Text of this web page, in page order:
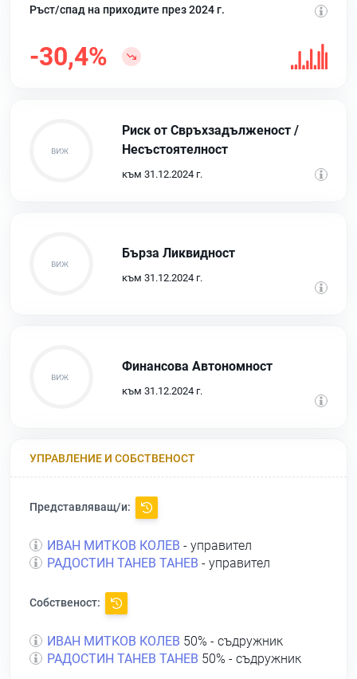
Ръст/спад на приходите през 2024 г.
-30,4%
Риск от Свръхзадълженост /
Несъстоятелност
към 31.12.2024 г.
Бърза Ликвидност
към 31.12.2024 г.
Финансова Автономност
към 31.12.2024 г.
УПРАВЛЕНИЕ И СОБСТВЕНОСТ
Представляващ/и:
ИВАН МИТКОВ КОЛЕВ - управител
РАДОСТИН ТАНЕВ ТАНЕВ - управител
Собственост:
ИВАН МИТКОВ КОЛЕВ 50% - съдружник
РАДОСТИН ТАНЕВ ТАНЕВ 50% - съдружник